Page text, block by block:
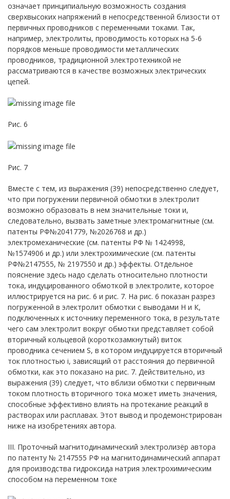
означает принципиальную возможность создания
сверхвысоких напряжений в непосредственной близости от
первичных проводников с переменными токами. Так,
например, электролиты, проводимость которых на 5-6
порядков меньше проводимости металлических
проводников, традиционной электротехникой не
рассматриваются в качестве возможных электрических
цепей.
Рис. 6
Рис. 7
Вместе с тем, из выражения (39) непосредственно следует,
что при погружении первичной обмотки в электролит
возможно образовать в нем значительные токи и,
следовательно, вызвать заметные электромагнитные (см.
патенты РФ№2041779, №2026768 и др.)
электромеханические (см. патенты РФ № 1424998,
№1574906 и др.) или электрохимические (см. патенты
РФ№2147555, № 2197550 и др.) эффекты. Отдельное
пояснение здесь надо сделать относительно плотности
тока, индуцированного обмоткой в электролите, которое
иллюстрируется на рис. 6 и рис. 7. На рис. 6 показан разрез
погруженной в электролит обмотки с выводами Н и К,
подключенных к источнику переменного тока, в результате
чего сам электролит вокруг обмотки представляет собой
вторичный кольцевой (короткозамкнутый) виток
проводника сечением S, в котором индуцируется вторичный
ток плотностью i, зависящий от расстояния до первичной
обмотки, как это показано на рис. 7. Действительно, из
выражения (39) следует, что вблизи обмотки с первичным
током плотность вторичного тока может иметь значения,
способные эффективно влиять на протекание реакций в
растворах или расплавах. Этот вывод и продемонстрирован
ниже на изобретениях автора.
III. Проточный магнитодинамический электролизёр автора
по патенту № 2147555 РФ на магнитодинамический аппарат
для производства гидроксида натрия электрохимическим
способом на переменном токе